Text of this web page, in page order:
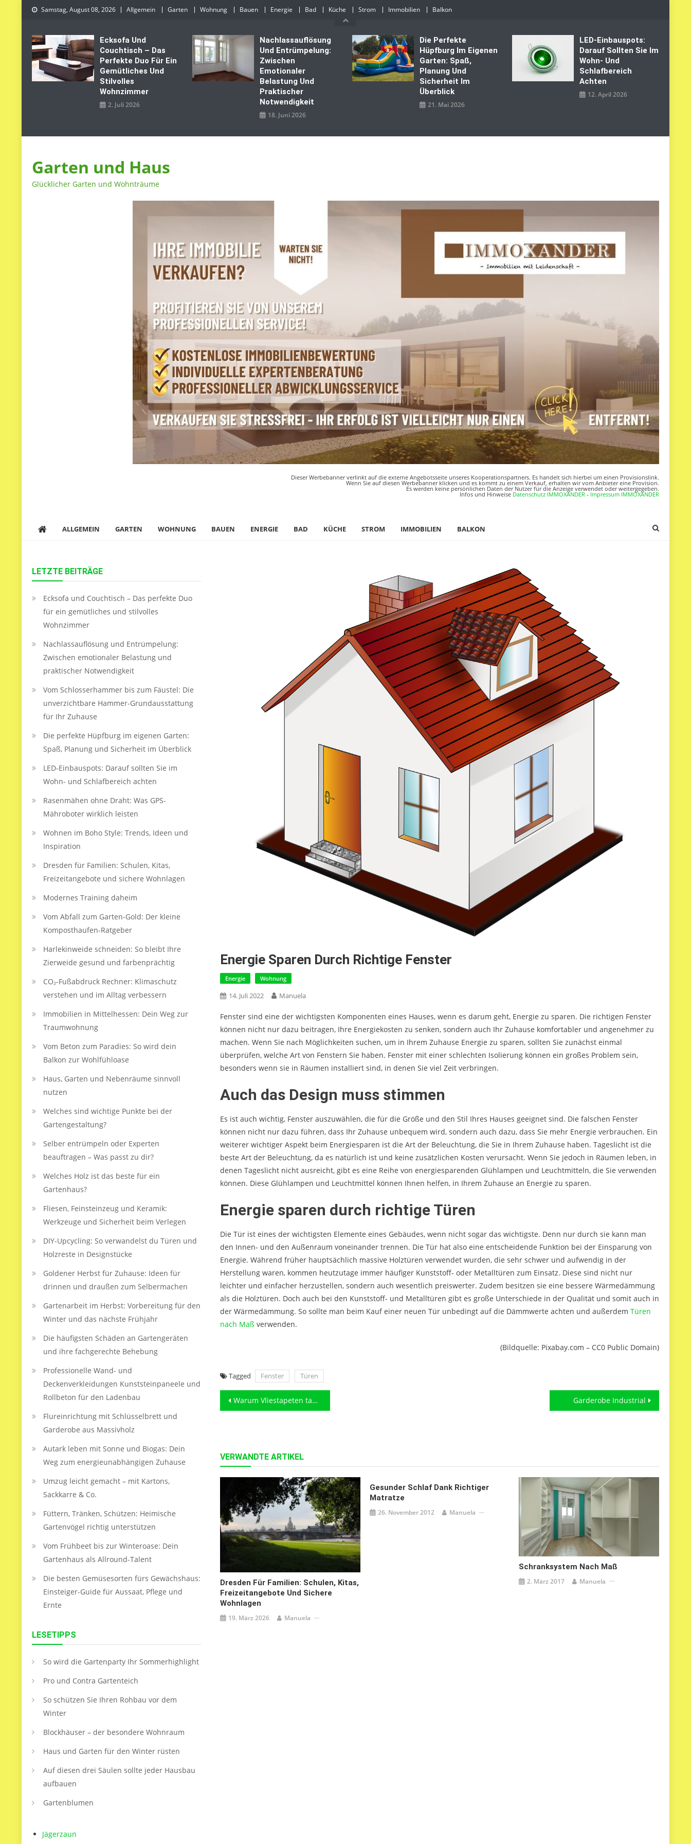
Skip
Samstag, August 08, 2026 Allgemein Garten Wohnung Bauen Energie Bad Küche Strom Immobilien Balkon
Ecksofa Und
Couchtisch – Das
Perfekte Duo Für Ein
Gemütliches Und
Stilvolles
Wohnzimmer
2. Juli 2026
Nachlassauflösung
Und Entrümpelung:
Zwischen
Emotionaler
Belastung Und
Praktischer
Notwendigkeit
18. Juni 2026
Die Perfekte
Hüpfburg Im Eigenen
Garten: Spaß,
Planung Und
Sicherheit Im
Überblick
21. Mai 2026
LED‑Einbauspots:
Darauf Sollten Sie Im
Wohn- Und
Schlafbereich
Achten
12. April 2026
Garten und Haus
Glücklicher Garten und Wohnträume
Dieser Werbebanner verlinkt auf die externe Angebotsseite unseres Kooperationspartners. Es handelt sich hierbei um einen Provisionslink.
Wenn Sie auf diesen Werbebanner klicken und es kommt zu einem Verkauf, erhalten wir vom Anbieter eine Provision.
Es werden keine persönlichen Daten der Nutzer für die Anzeige verwendet oder weitergegeben.
Infos und Hinweise Datenschutz IMMOXANDER - Impressum IMMOXANDER
ALLGEMEIN GARTEN WOHNUNG BAUEN ENERGIE BAD KÜCHE STROM IMMOBILIEN BALKON
Energie Sparen Durch Richtige Fenster
Energie Wohnung
14. Juli 2022 Manuela
Fenster sind eine der wichtigsten Komponenten eines Hauses, wenn es darum geht, Energie zu sparen. Die richtigen Fenster
können nicht nur dazu beitragen, Ihre Energiekosten zu senken, sondern auch Ihr Zuhause komfortabler und angenehmer zu
machen. Wenn Sie nach Möglichkeiten suchen, um in Ihrem Zuhause Energie zu sparen, sollten Sie zunächst einmal
überprüfen, welche Art von Fenstern Sie haben. Fenster mit einer schlechten Isolierung können ein großes Problem sein,
besonders wenn sie in Räumen installiert sind, in denen Sie viel Zeit verbringen.
Auch das Design muss stimmen
Es ist auch wichtig, Fenster auszuwählen, die für die Größe und den Stil Ihres Hauses geeignet sind. Die falschen Fenster
können nicht nur dazu führen, dass Ihr Zuhause unbequem wird, sondern auch dazu, dass Sie mehr Energie verbrauchen. Ein
weiterer wichtiger Aspekt beim Energiesparen ist die Art der Beleuchtung, die Sie in Ihrem Zuhause haben. Tageslicht ist die
beste Art der Beleuchtung, da es natürlich ist und keine zusätzlichen Kosten verursacht. Wenn Sie jedoch in Räumen leben, in
denen Tageslicht nicht ausreicht, gibt es eine Reihe von energiesparenden Glühlampen und Leuchtmitteln, die Sie verwenden
können. Diese Glühlampen und Leuchtmittel können Ihnen helfen, in Ihrem Zuhause an Energie zu sparen.
Energie sparen durch richtige Türen
Die Tür ist eines der wichtigsten Elemente eines Gebäudes, wenn nicht sogar das wichtigste. Denn nur durch sie kann man
den Innen- und den Außenraum voneinander trennen. Die Tür hat also eine entscheidende Funktion bei der Einsparung von
Energie. Während früher hauptsächlich massive Holztüren verwendet wurden, die sehr schwer und aufwendig in der
Herstellung waren, kommen heutzutage immer häufiger Kunststoff- oder Metalltüren zum Einsatz. Diese sind nicht nur
leichter und einfacher herzustellen, sondern auch wesentlich preiswerter. Zudem besitzen sie eine bessere Wärmedämmung
als die Holztüren. Doch auch bei den Kunststoff- und Metalltüren gibt es große Unterschiede in der Qualität und somit auch in
der Wärmedämmung. So sollte man beim Kauf einer neuen Tür unbedingt auf die Dämmwerte achten und außerdem Türen
nach Maß verwenden.
(Bildquelle: Pixabay.com – CC0 Public Domain)
Tagged Fenster Türen
Beitragsnavigation
Warum Vliestapeten tapezieren so beliebt sind Garderobe Industrial
VERWANDTE ARTIKEL
Dresden Für Familien: Schulen, Kitas,
Freizeitangebote Und Sichere
Wohnlagen
19. März 2026 Manuela
Gesunder Schlaf Dank Richtiger
Matratze
26. November 2012 Manuela
Schranksystem Nach Maß
2. März 2017 Manuela
LETZTE BEITRÄGE
Ecksofa und Couchtisch – Das perfekte Duo
für ein gemütliches und stilvolles
Wohnzimmer
Nachlassauflösung und Entrümpelung:
Zwischen emotionaler Belastung und
praktischer Notwendigkeit
Vom Schlosserhammer bis zum Fäustel: Die
unverzichtbare Hammer-Grundausstattung
für Ihr Zuhause
Die perfekte Hüpfburg im eigenen Garten:
Spaß, Planung und Sicherheit im Überblick
LED‑Einbauspots: Darauf sollten Sie im
Wohn- und Schlafbereich achten
Rasenmähen ohne Draht: Was GPS-
Mähroboter wirklich leisten
Wohnen im Boho Style: Trends, Ideen und
Inspiration
Dresden für Familien: Schulen, Kitas,
Freizeitangebote und sichere Wohnlagen
Modernes Training daheim
Vom Abfall zum Garten-Gold: Der kleine
Komposthaufen‑Ratgeber
Harlekinweide schneiden: So bleibt Ihre
Zierweide gesund und farbenprächtig
CO₂-Fußabdruck Rechner: Klimaschutz
verstehen und im Alltag verbessern
Immobilien in Mittelhessen: Dein Weg zur
Traumwohnung
Vom Beton zum Paradies: So wird dein
Balkon zur Wohlfühloase
Haus, Garten und Nebenräume sinnvoll
nutzen
Welches sind wichtige Punkte bei der
Gartengestaltung?
Selber entrümpeln oder Experten
beauftragen – Was passt zu dir?
Welches Holz ist das beste für ein
Gartenhaus?
Fliesen, Feinsteinzeug und Keramik:
Werkzeuge und Sicherheit beim Verlegen
DIY-Upcycling: So verwandelst du Türen und
Holzreste in Designstücke
Goldener Herbst für Zuhause: Ideen für
drinnen und draußen zum Selbermachen
Gartenarbeit im Herbst: Vorbereitung für den
Winter und das nächste Frühjahr
Die häufigsten Schäden an Gartengeräten
und ihre fachgerechte Behebung
Professionelle Wand- und
Deckenverkleidungen Kunststeinpaneele und
Rollbeton für den Ladenbau
Flureinrichtung mit Schlüsselbrett und
Garderobe aus Massivholz
Autark leben mit Sonne und Biogas: Dein
Weg zum energieunabhängigen Zuhause
Umzug leicht gemacht – mit Kartons,
Sackkarre & Co.
Füttern, Tränken, Schützen: Heimische
Gartenvögel richtig unterstützen
Vom Frühbeet bis zur Winteroase: Dein
Gartenhaus als Allround-Talent
Die besten Gemüsesorten fürs Gewächshaus:
Einsteiger-Guide für Aussaat, Pflege und
Ernte
LESETIPPS
So wird die Gartenparty Ihr Sommerhighlight
Pro und Contra Gartenteich
So schützen Sie Ihren Rohbau vor dem
Winter
Blockhäuser – der besondere Wohnraum
Haus und Garten für den Winter rüsten
Auf diesen drei Säulen sollte jeder Hausbau
aufbauen
Gartenblumen
Jägerzaun